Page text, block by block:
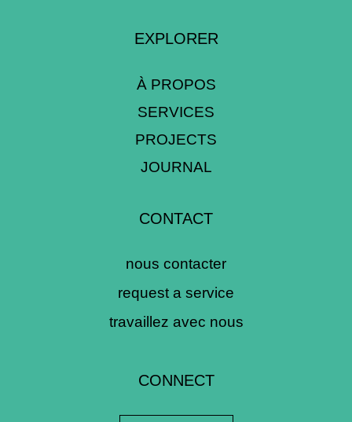
EXPLORER
À PROPOS
SERVICES
PROJECTS
JOURNAL
CONTACT
nous contacter
request a service
travaillez avec nous
CONNECT